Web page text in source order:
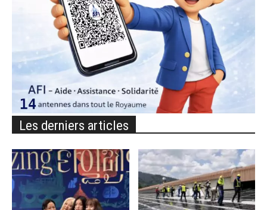
Les derniers articles